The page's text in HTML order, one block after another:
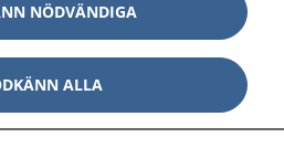
NÖDVÄNDIGA
ALLA